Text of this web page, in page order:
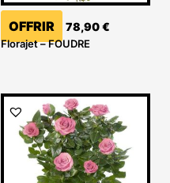
OFFRIR 78,90€
Florajet – FOUDRE